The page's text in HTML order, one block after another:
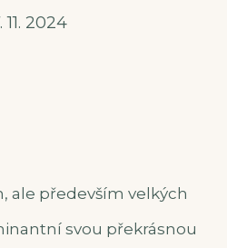
11. 2024
ale především velkých
svou překrásnou